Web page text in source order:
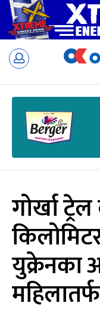
Skip
गोर्खा
युक्रेनका